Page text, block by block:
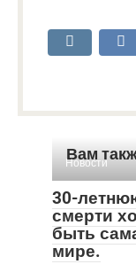
Вам
Новости
30-
смерти
быть
мире.